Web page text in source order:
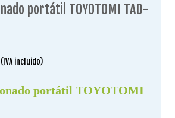
portátil TOYOTOMI TAD-
El
(IVA incluido)
portátil TOYOTOMI